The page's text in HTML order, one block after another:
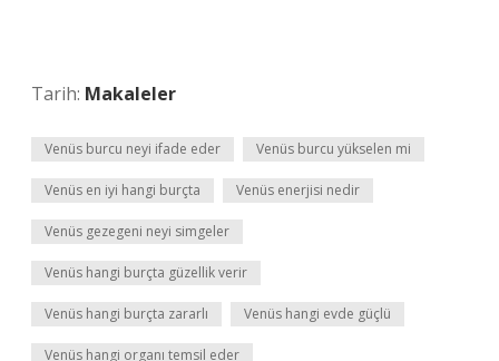
Tarih: Makaleler
Venüs burcu neyi ifade eder Venüs burcu yükselen mi
Venüs en iyi hangi burçta Venüs enerjisi nedir
Venüs gezegeni neyi simgeler
Venüs hangi burçta güzellik verir
Venüs hangi burçta zararlı Venüs hangi evde güçlü
Venüs hangi organı temsil eder